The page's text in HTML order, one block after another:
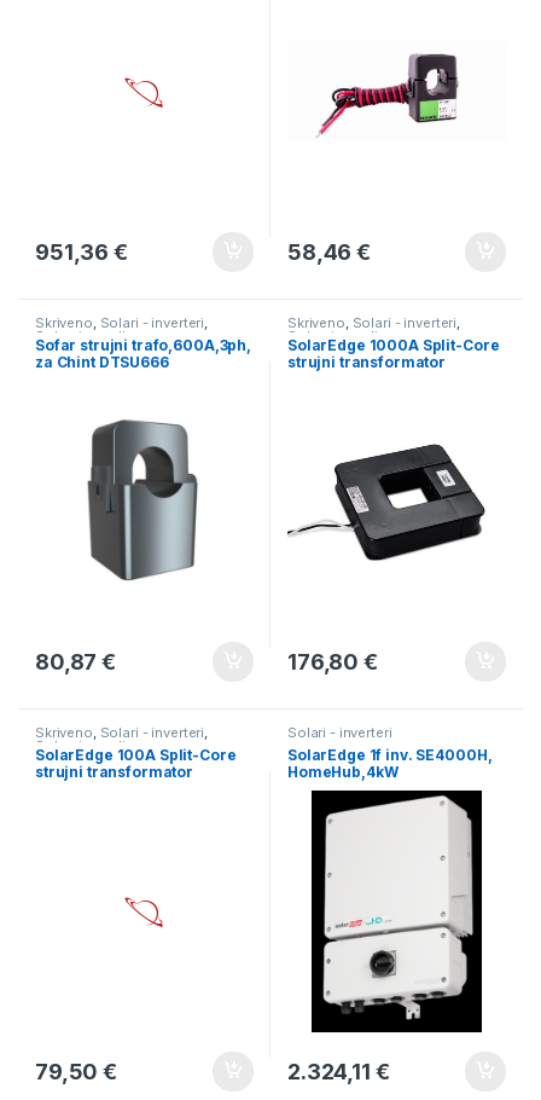
951,36€ 58,46€
Skriveno, Solari - inverteri,
Solarni paneli
Sofar strujni trafo,600A,3ph,
za Chint DTSU666
80,87€
Skriveno, Solari - inverteri,
Solarni paneli
SolarEdge 1000A Split-Core
strujni transformator
176,80€
Skriveno, Solari - inverteri,
Solarni paneli
SolarEdge 100A Split-Core
strujni transformator
79,50€
Solari - inverteri
SolarEdge 1f inv. SE4000H,
HomeHub,4kW
2.324,11 €